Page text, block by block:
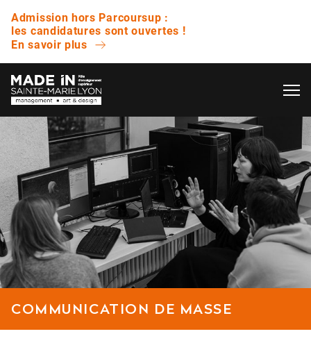
Admission hors Parcoursup :
les candidatures sont ouvertes !
En savoir plus
L’ÉCOLE
VIE ÉTUDIANTE
ENTREPRISE
NOS RÉSULTATS
COMMUNICATION DE MASSE
QUESTIONS FRÉQUENTES
Avez-vous des journées portes ouvertes ?
Quelle est la différence entre un bachelor et
une licence ?
Est-il possible d’intégrer l’école en 2e ou 3e